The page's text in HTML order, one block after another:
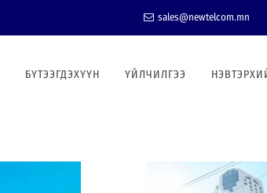
sales@newtelcom.mn
БҮТЭЭГДЭХҮҮН ҮЙЛЧИЛГЭЭ